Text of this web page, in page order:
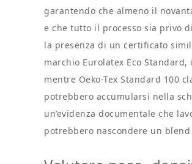
garantendo che almeno il
e che tutto il processo sia privo
la presenza di un certificato
marchio Eurolatex Eco
mentre Oeko-Tex Standard 100
potrebbero accumularsi nella
un’evidenza documentale che
potrebbero nascondere un